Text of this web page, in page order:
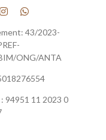
43/2023-
ONG/ANTA
94951 11 2023 0